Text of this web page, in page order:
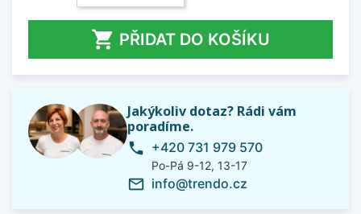
 PŘIDAT DO KOŠÍKU
Jakýkoliv dotaz? Rádi vám
poradíme.
phone +420 731 979 570
Po-Pá 9-12, 13-17
mail_outline info@trendo.cz